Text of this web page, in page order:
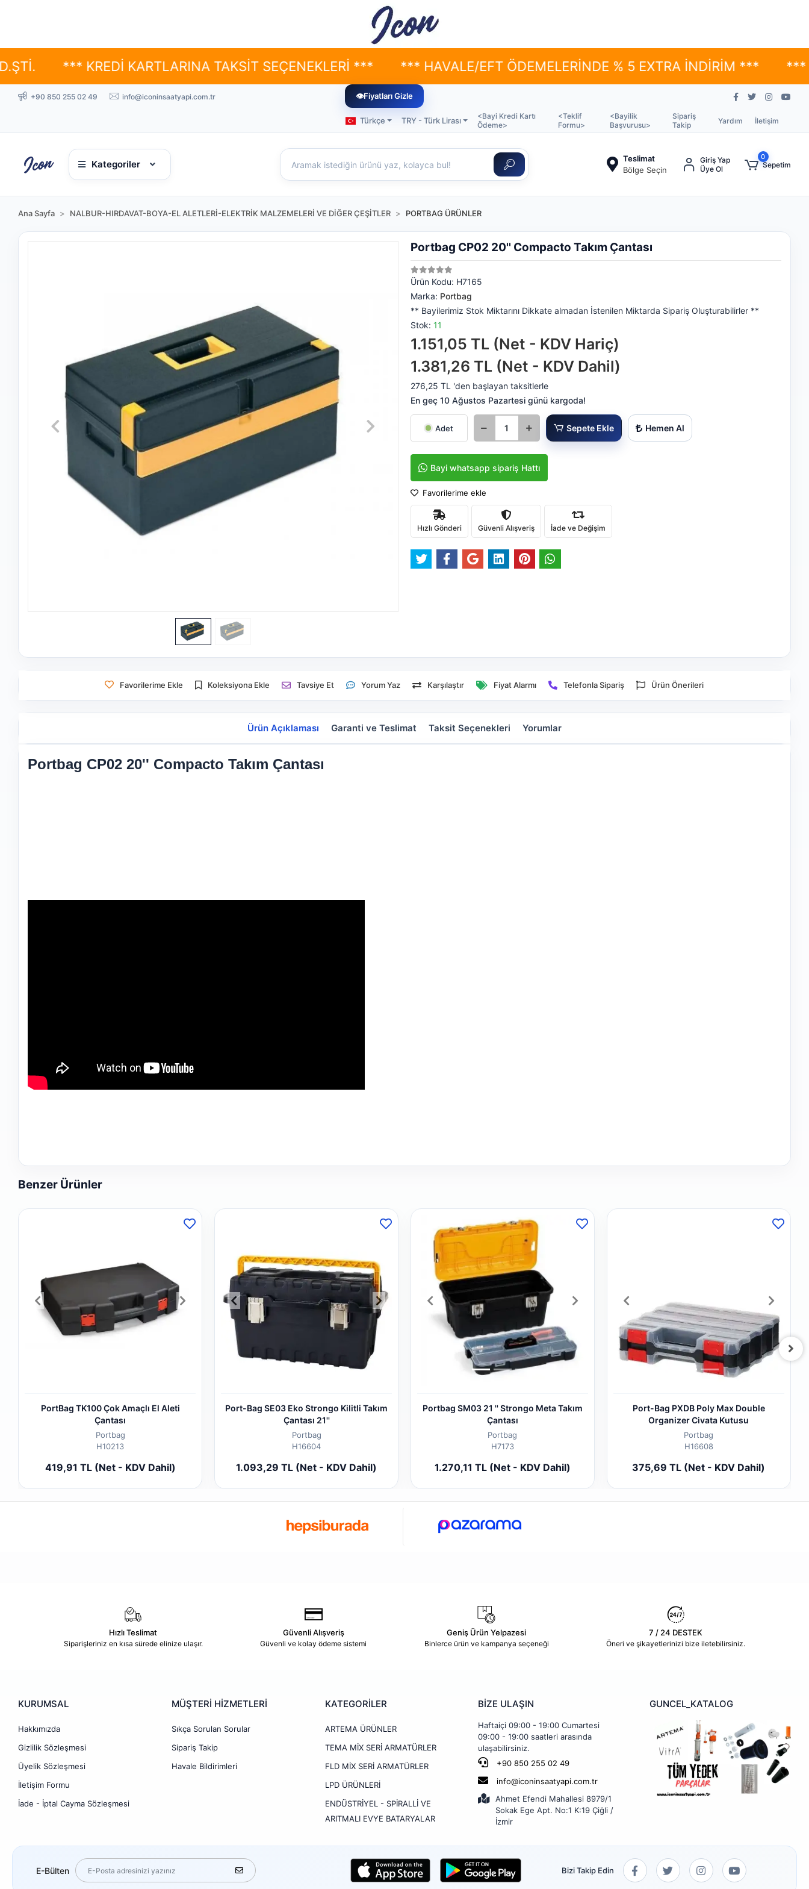
*** KREDİ KARTLARINA TAKSİT SEÇENEKLERİ *** *** HAVALE/EFT ÖDEMELERİNDE % 5 EXTRA İNDİRİM *** *** YÜKSEK
+90 850 255 02 49 info@iconinsaatyapi.com.tr 👁Fiyatları Gizle
Türkçe TRY - Türk Lirası
<Bayi Kredi Kartı
Ödeme>
<Teklif
Formu>
<Bayilik
Başvurusu>
Sipariş
Takip
Yardım İletişim
Kategoriler
Teslimat
Bölge Seçin
Giriş Yap
Üye Ol
0
Sepetim
Ana Sayfa NALBUR-HIRDAVAT-BOYA-EL ALETLERİ-ELEKTRİK MALZEMELERİ VE DİĞER ÇEŞİTLER PORTBAG ÜRÜNLER
Portbag CP02 20'' Compacto Takım Çantası
Ürün Kodu: H7165
Marka: Portbag
** Bayilerimiz Stok Miktarını Dikkate almadan İstenilen Miktarda Sipariş Oluşturabilirler **
Stok: 11
1.151,05 TL (Net - KDV Hariç)
1.381,26 TL (Net - KDV Dahil)
276,25 TL 'den başlayan taksitlerle
En geç 10 Ağustos Pazartesi günü kargoda!
Adet Sepete Ekle Hemen Al
Bayi whatsapp sipariş Hattı
Favorilerime ekle
Hızlı Gönderi Güvenli Alışveriş İade ve Değişim
Favorilerime Ekle Koleksiyona Ekle Tavsiye Et Yorum Yaz Karşılaştır Fiyat Alarmı Telefonla Sipariş Ürün Önerileri
Ürün Açıklaması Garanti ve Teslimat Taksit Seçenekleri Yorumlar
Portbag CP02 20'' Compacto Takım Çantası
Benzer Ürünler
PortBag TK100 Çok Amaçlı El Aleti
Çantası
Portbag
H10213
419,91 TL (Net - KDV Dahil)
Port-Bag SE03 Eko Strongo Kilitli Takım
Çantası 21''
Portbag
H16604
1.093,29 TL (Net - KDV Dahil)
Portbag SM03 21 '' Strongo Meta Takım
Çantası
Portbag
H7173
1.270,11 TL (Net - KDV Dahil)
Port-Bag PXDB Poly Max Double
Organizer Civata Kutusu
Portbag
H16608
375,69 TL (Net - KDV Dahil)
Hızlı Teslimat
Siparişleriniz en kısa sürede elinize ulaşır.
Güvenli Alışveriş
Güvenli ve kolay ödeme sistemi
Geniş Ürün Yelpazesi
Binlerce ürün ve kampanya seçeneği
7 / 24 DESTEK
Öneri ve şikayetlerinizi bize iletebilirsiniz.
KURUMSAL
Hakkımızda
Gizlilik Sözleşmesi
Üyelik Sözleşmesi
İletişim Formu
İade - İptal Cayma Sözleşmesi
MÜŞTERİ HİZMETLERİ
Sıkça Sorulan Sorular
Sipariş Takip
Havale Bildirimleri
KATEGORİLER
ARTEMA ÜRÜNLER
TEMA MİX SERİ ARMATÜRLER
FLD MİX SERİ ARMATÜRLER
LPD ÜRÜNLERİ
ENDÜSTRİYEL - SPİRALLİ VE
ARITMALI EVYE BATARYALAR
BİZE ULAŞIN
Haftaiçi 09:00 - 19:00 Cumartesi
09:00 - 19:00 saatleri arasında
ulaşabilirsiniz.
+90 850 255 02 49
info@iconinsaatyapi.com.tr
Ahmet Efendi Mahallesi 8979/1
Sokak Ege Apt. No:1 K:19 Çiğli /
İzmir
GUNCEL_KATALOG
E-Bülten Bizi Takip Edin